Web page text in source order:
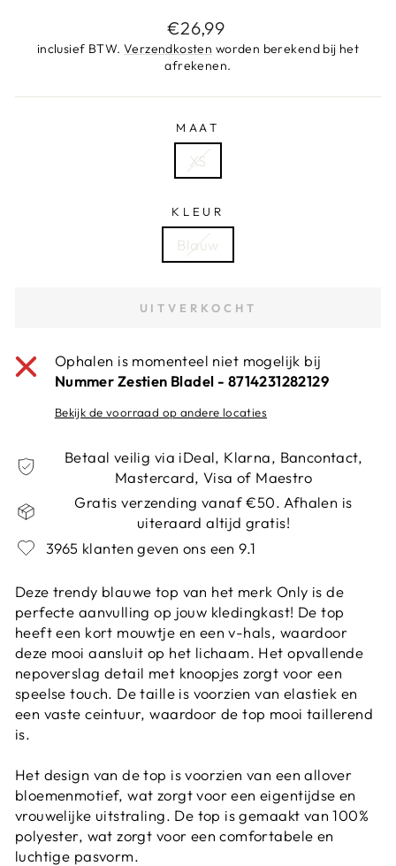
Adviesprijs
€26,99
inclusief BTW. Verzendkosten worden berekend bij het
afrekenen.
MAAT
XS
KLEUR
Blauw
UITVERKOCHT
Ophalen is momenteel niet mogelijk bij
Nummer Zestien Bladel - 8714231282129
Bekijk de voorraad op andere locaties
Betaal veilig via iDeal, Klarna, Bancontact,
Mastercard, Visa of Maestro
Gratis verzending vanaf €50. Afhalen is
uiteraard altijd gratis!
3965 klanten geven ons een 9.1
Deze trendy blauwe top van het merk Only is de
perfecte aanvulling op jouw kledingkast! De top
heeft een kort mouwtje en een v-hals, waardoor
deze mooi aansluit op het lichaam. Het opvallende
nepoverslag detail met knoopjes zorgt voor een
speelse touch. De taille is voorzien van elastiek en
een vaste ceintuur, waardoor de top mooi taillerend
is.
Het design van de top is voorzien van een allover
bloemenmotief, wat zorgt voor een eigentijdse en
vrouwelijke uitstraling. De top is gemaakt van 100%
polyester, wat zorgt voor een comfortabele en
luchtige pasvorm.